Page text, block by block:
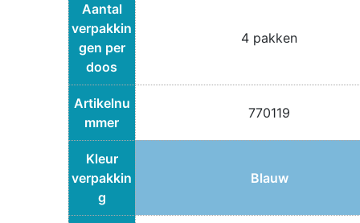
Aantal
verpakkin
gen per
doos
4 pakken
Artikelnu
mmer
770119
Kleur
verpakkin
g
Blauw